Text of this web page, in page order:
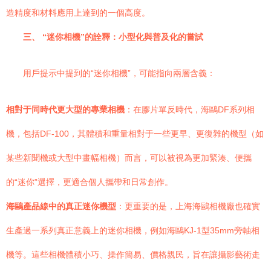
造精度和材料應用上達到的一個高度。
三、 “迷你相機”的詮釋：小型化與普及化的嘗試
用戶提示中提到的“迷你相機”，可能指向兩層含義：
相對于同時代更大型的專業相機 ：在膠片單反時代，海鷗DF系列相
機，包括DF-100，其體積和重量相對于一些更早、更復雜的機型（如
某些新聞機或大型中畫幅相機）而言，可以被視為更加緊湊、便攜
的“迷你”選擇，更適合個人攜帶和日常創作。
海鷗產品線中的真正迷你機型 ：更重要的是，上海海鷗相機廠也確實
生產過一系列真正意義上的迷你相機，例如海鷗KJ-1型35mm旁軸相
機等。這些相機體積小巧、操作簡易、價格親民，旨在讓攝影藝術走